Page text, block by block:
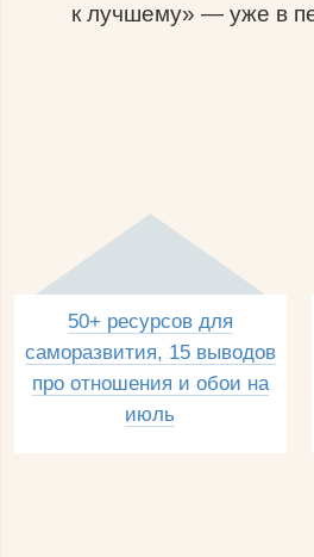
к лучшему» — уже в
50+ ресурсов для
саморазвития, 15 выводов
про отношения и обои на
июль